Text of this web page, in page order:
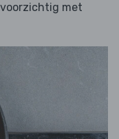
met